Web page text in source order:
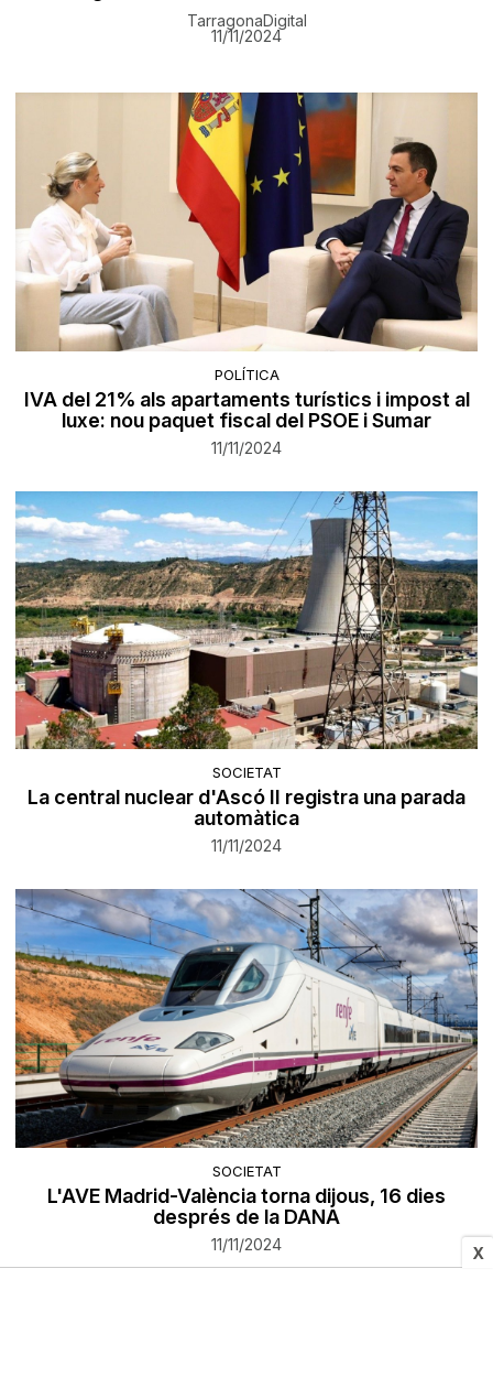
X
TarragonaDigital
11/11/2024
POLÍTICA
IVA del 21% als apartaments turístics i impost al
luxe: nou paquet fiscal del PSOE i Sumar
11/11/2024
SOCIETAT
La central nuclear d'Ascó II registra una parada
automàtica
11/11/2024
SOCIETAT
L'AVE Madrid-València torna dijous, 16 dies
després de la DANA
11/11/2024